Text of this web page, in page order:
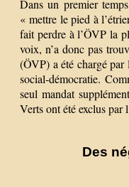
Dans un premier
« mettre le pied à
fait perdre à l’ÖVP la
voix, n’a donc pas
(ÖVP) a été chargé par
social-démocratie.
seul mandat
Verts ont été exclus par
Des